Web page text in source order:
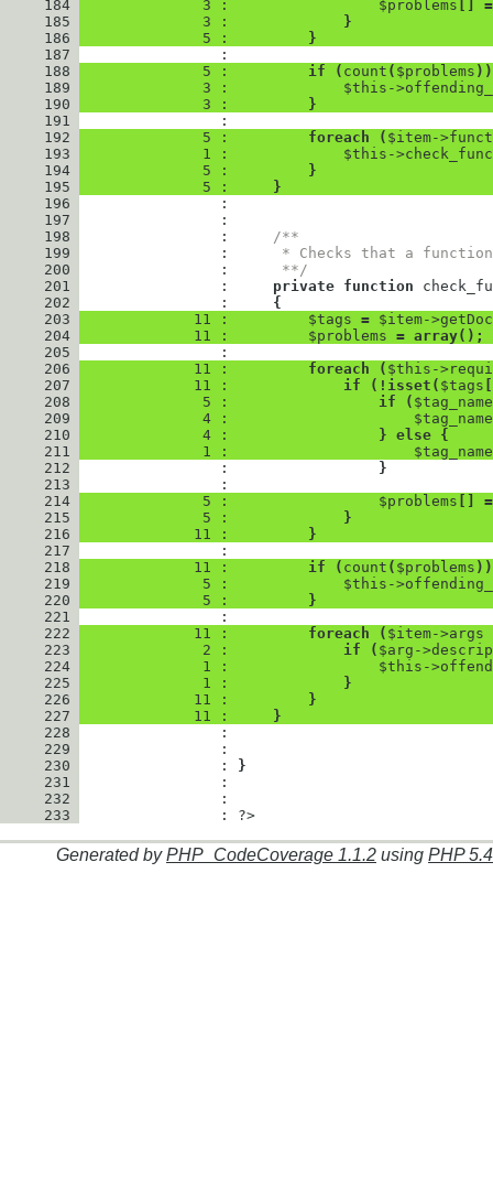
     184
              3 :
$problems
=
     185
              3 :
}
     186
              5 :
}
     187
     188
              5 :
if ( count ( $problems ) )
     189
              3 :
$this ->
     190
              3 :
}
     191
     192
              5 :
foreach ( $item->
     193
              1 :
$this ->
     194
              5 :
}
     195
              5 :
}
     196
     197
     198
                :
/**
     199
                :
* Checks that a function
     200
                :
**/
     201
                :
private function
     202
                :
{
     203
             11 :
$tags = $item->
     204
             11 :
$problems = array( ) ;
     205
     206
             11 :
foreach ( $this ->
     207
             11 :
if ( ! isset ( $tags
     208
              5 :
if ( $tag_name
     209
              4 :
$tag_name
     210
              4 :
} else {
     211
              1 :
$tag_name
     212
                :
}
     213
     214
              5 :
$problems
=
     215
              5 :
}
     216
             11 :
}
     217
     218
             11 :
if ( count ( $problems ) )
     219
              5 :
$this ->
     220
              5 :
}
     221
     222
             11 :
foreach ( $item->args
     223
              2 :
if ( $arg ->
     224
              1 :
$this ->
     225
              1 :
}
     226
             11 :
}
     227
             11 :
}
     228
     229
     230
                :
}
     231
     232
     233
                :
?>
Generated byPHP_CodeCoverage 1.1.2 using PHP